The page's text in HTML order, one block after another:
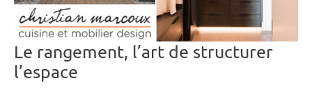
Le rangement, l’art de structurer
l’espace